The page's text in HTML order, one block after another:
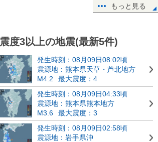
もっと見る
震度3以上の地震(最新5件)
発生時刻：08月09日08:02頃
震源地：熊本県天草・芦北地方
M4.2
最大震度：4
発生時刻：08月09日04:33頃
震源地：熊本県熊本地方
M3.6
最大震度：3
発生時刻：08月09日02:58頃
震源地：岩手県沖